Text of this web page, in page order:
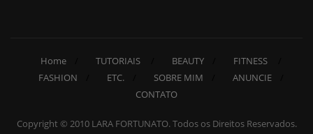
Home TUTORIAIS BEAUTY
FITNESS
FASHION
ETC. SOBRE MIM
ANUNCIE
CONTATO
Copyright © 2010 LARA FORTUNATO. Todos os Direitos Reservados.